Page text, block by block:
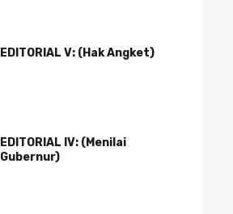
EDITORIAL V: (Hak Angket)
EDITORIAL IV: (Menilai
Gubernur)